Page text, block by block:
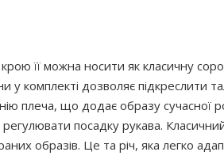
її можна носити як класичну
комплекті дозволяє підкреслити
плеча, що додає образу сучасної
посадку рукава.
образів. Це та річ, яка легко